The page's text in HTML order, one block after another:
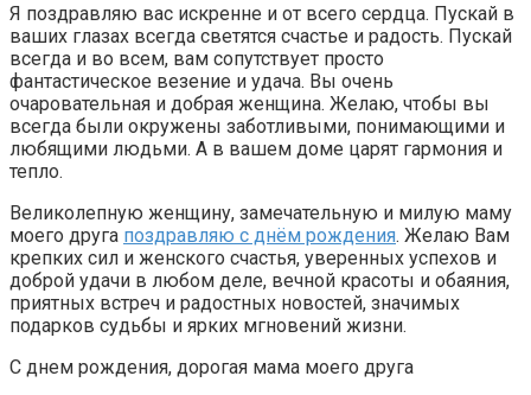
Я поздравляю вас искренне и от всего сердца. Пускай в
ваших глазах всегда светятся счастье и радость. Пускай
всегда и во всем, вам сопутствует просто
фантастическое везение и удача. Вы очень
очаровательная и добрая женщина. Желаю, чтобы вы
всегда были окружены заботливыми, понимающими и
любящими людьми. А в вашем доме царят гармония и
тепло.
Великолепную женщину, замечательную и милую маму
моего друга поздравляю с днём рождения. Желаю Вам
крепких сил и женского счастья, уверенных успехов и
доброй удачи в любом деле, вечной красоты и обаяния,
приятных встреч и радостных новостей, значимых
подарков судьбы и ярких мгновений жизни.
С днем рождения, дорогая мама моего друга